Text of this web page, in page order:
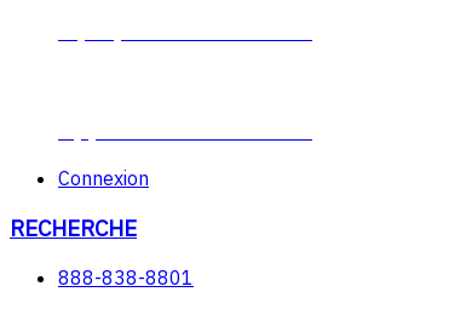
Connexion
RECHERCHE
888-838-8801